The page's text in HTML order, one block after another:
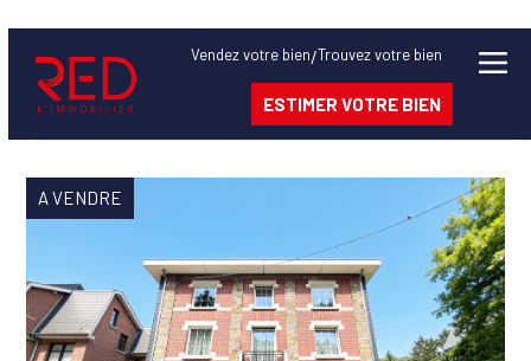
Vendezvotre bien/Trouvezvotre bien
ESTIMER VOTRE BIEN
Bien
à
vendre
A VENDRE